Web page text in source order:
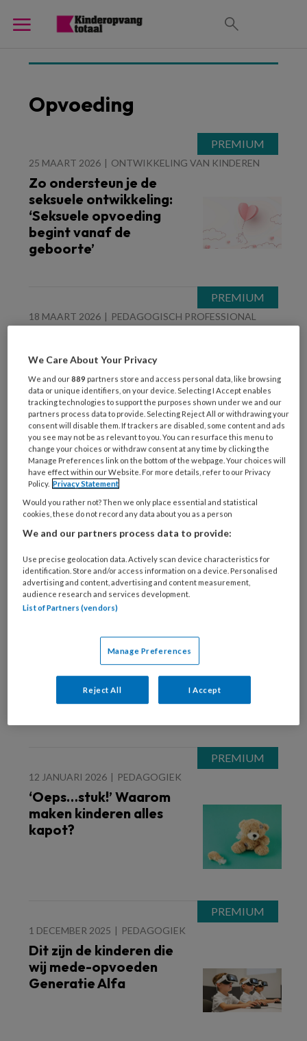
Opvoeding
25 MAART 2026 ONTWIKKELING VAN KINDEREN
Zo ondersteun je de
seksuele ontwikkeling:
‘Seksuele opvoeding
begint vanaf de
geboorte’
18 MAART 2026 PEDAGOGISCH PROFESSIONAL
vraagt om stevige
professionals in de
kinderopvang’
6 FEBRUARI 2026 PEDAGOGIEK
Micha de Winter:
‘Professionals moeten
met ouders en
samenleving opvoeden’
Even kijken op je
smartphone Dit doet het
met de ontwikkeling van
kinderen
12 JANUARI 2026 PEDAGOGIEK
‘Oeps…stuk!’ Waarom
maken kinderen alles
kapot?
1 DECEMBER 2025 PEDAGOGIEK
Dit zijn de kinderen die
wij mede-opvoeden
Generatie Alfa
We Care About Your Privacy
We and our889 partners store and access personal data, like browsing
data or unique identifiers, on your device. Selecting I Accept enables
tracking technologies to support the purposes shown under we and our
partners process data to provide. Selecting Reject All or withdrawing your
consent will disable them. If trackers are disabled, some content and ads
you see may not be as relevant to you. You can resurface this menu to
change your choices or withdraw consent at any time by clicking the
Manage Preferences link on the bottom of the webpage. Your choices will
have effect within our Website. For more details, refer to our Privacy
Policy. Privacy Statement
Would you rather not? Then we only place essential and statistical
cookies, these do not record any data about you as a person
We and our partners process data to provide:
Use precise geolocation data. Actively scan device characteristics for
identification. Store and/or access information on a device. Personalised
advertising and content, advertising and content measurement,
audience research and services development.
List of Partners (vendors)
Manage Preferences
Reject All I Accept